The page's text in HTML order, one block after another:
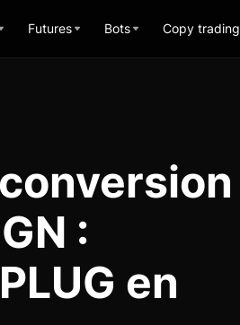
Futures Bots Copy trading
:
en